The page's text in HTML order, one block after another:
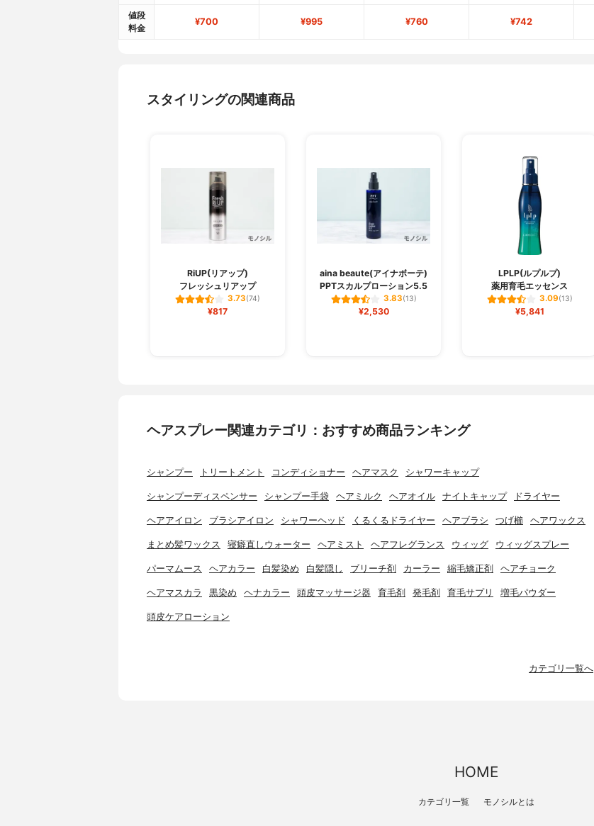
値段
料金
¥700 ¥995 ¥760 ¥742
スタイリングの関連商品
RiUP(リアップ)
フレッシュリアップ
3.73(74)
¥817
aina beaute(アイナボーテ)
PPTスカルプローション5.5
3.83(13)
¥2,530
LPLP(ルプルプ)
薬用育毛エッセンス
3.09(13)
¥5,841
ヘアスプレー関連カテゴリ：おすすめ商品ランキング
シャンプー トリートメント コンディショナー ヘアマスク シャワーキャップ
シャンプーディスペンサー シャンプー手袋 ヘアミルク ヘアオイル ナイトキャップ ドライヤー
ヘアアイロン ブラシアイロン シャワーヘッド くるくるドライヤー ヘアブラシ つげ櫛 ヘアワックス
まとめ髪ワックス 寝癖直しウォーター ヘアミスト ヘアフレグランス ウィッグ ウィッグスプレー
パーマムース ヘアカラー 白髪染め 白髪隠し ブリーチ剤 カーラー 縮毛矯正剤 ヘアチョーク
ヘアマスカラ 黒染め ヘナカラー 頭皮マッサージ器 育毛剤 発毛剤 育毛サプリ 増毛パウダー
頭皮ケアローション
カテゴリ一覧へ
HOME
カテゴリ一覧 モノシルとは